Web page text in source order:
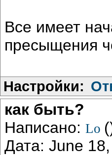
Все имеет
пресыщения
Настройки:
как быть?
Написано: Lo
Дата: June